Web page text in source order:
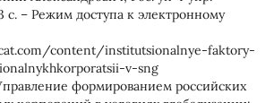
c. – Режим доступа к электронному
content/institutsionalnye-faktory-
v-sng
формированием российских